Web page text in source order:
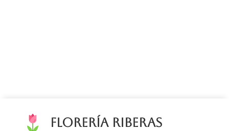
Florería Riberas